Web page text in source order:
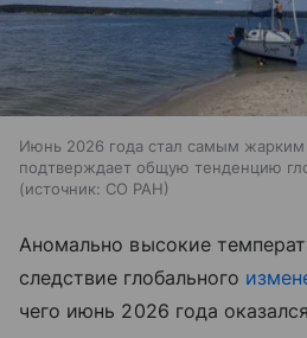
Июнь 2026 года стал самым жарким
подтверждает общую тенденцию
источник: СО РАН
Аномально высокие
следствие глобального
чего июнь 2026 года